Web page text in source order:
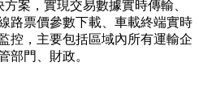
案，實現交易數據實時傳輸、
路票價參數下載、車載終端實時
控，主要包括區域內所有運輸企
部門、財政。